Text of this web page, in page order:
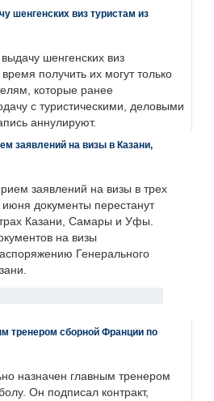
шенгенских виз туристам из
шенгенских виз
получить их могут только
которые ранее
с туристическими, деловыми
аннулируют.
заявлений на визы в Казани,
заявлений на визы в трех
документы перестанут
Казани, Самары и Уфы.
на визы
Генерального
тренером сборной Франции по
назначен главным тренером
Он подписал контракт,